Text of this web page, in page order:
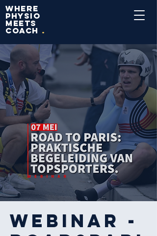
WHERE
PHYSIO
MEETS
COACH .
WEBINAR -